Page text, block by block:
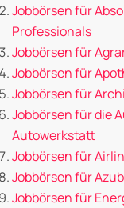
Jobbörsen für
Professionals
Jobbörsen für
Jobbörsen für
Jobbörsen für
Jobbörsen für die
Autowerkstatt
Jobbörsen für
Jobbörsen für
Jobbörsen für